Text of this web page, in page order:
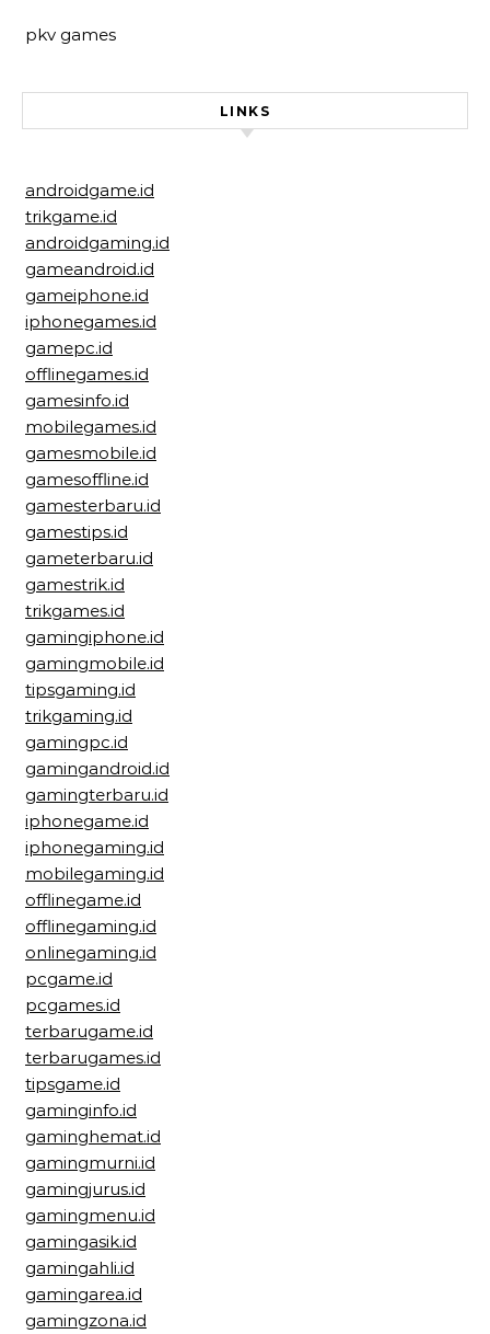
pkv games
LINKS
androidgame.id
trikgame.id
androidgaming.id
gameandroid.id
gameiphone.id
iphonegames.id
gamepc.id
offlinegames.id
gamesinfo.id
mobilegames.id
gamesmobile.id
gamesoffline.id
gamesterbaru.id
gamestips.id
gameterbaru.id
gamestrik.id
trikgames.id
gamingiphone.id
gamingmobile.id
tipsgaming.id
trikgaming.id
gamingpc.id
gamingandroid.id
gamingterbaru.id
iphonegame.id
iphonegaming.id
mobilegaming.id
offlinegame.id
offlinegaming.id
onlinegaming.id
pcgame.id
pcgames.id
terbarugame.id
terbarugames.id
tipsgame.id
gaminginfo.id
gaminghemat.id
gamingmurni.id
gamingjurus.id
gamingmenu.id
gamingasik.id
gamingahli.id
gamingarea.id
gamingzona.id